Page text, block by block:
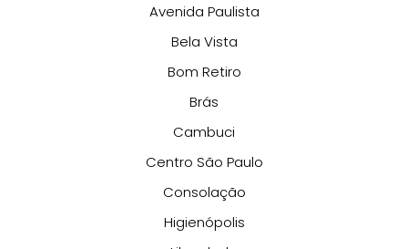
Avenida Paulista
Bela Vista
Bom Retiro
Brás
Cambuci
Centro São Paulo
Consolação
Higienópolis